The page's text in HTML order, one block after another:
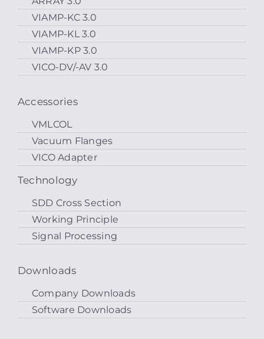
VIAMP-KC 3.0
VIAMP-KL 3.0
VIAMP-KP 3.0
VICO-DV/-AV 3.0
Accessories
VMLCOL
Vacuum Flanges
VICO Adapter
Technology
SDD Cross Section
Working Principle
Signal Processing
Downloads
Company Downloads
Software Downloads